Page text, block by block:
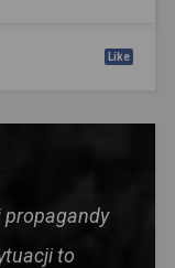
Like
propagandy
to